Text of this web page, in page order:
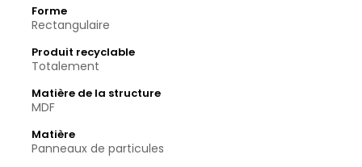
Forme
Rectangulaire
Produit recyclable
Totalement
Matière de la structure
MDF
Matière
Panneaux de particules